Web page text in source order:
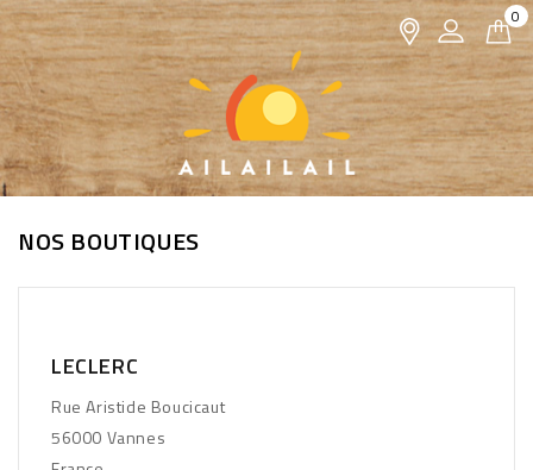
0
NOS BOUTIQUES
LECLERC
Rue Aristide Boucicaut
56000 Vannes